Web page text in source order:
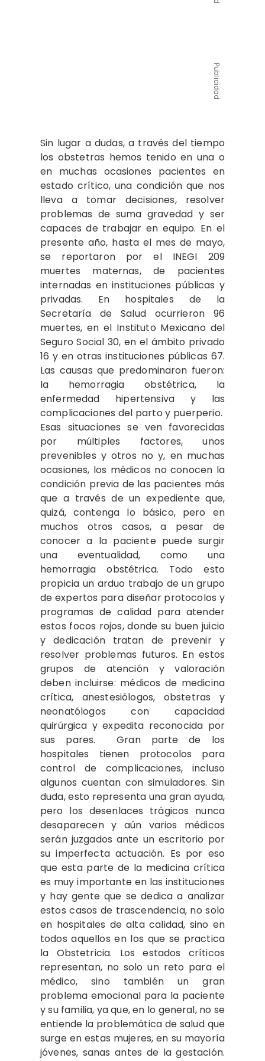
Publicidad
Sin lugar a dudas, a través del tiempo
los obstetras hemos tenido en una o
en muchas ocasiones pacientes en
estado crítico, una condición que nos
lleva a tomar decisiones, resolver
problemas de suma gravedad y ser
capaces de trabajar en equipo. En el
presente año, hasta el mes de mayo,
se reportaron por el INEGI 209
muertes maternas, de pacientes
internadas en instituciones públicas y
privadas. En hospitales de la
Secretaría de Salud ocurrieron 96
muertes, en el Instituto Mexicano del
Seguro Social 30, en el ámbito privado
16 y en otras instituciones públicas 67.
Las causas que predominaron fueron:
la hemorragia obstétrica, la
enfermedad hipertensiva y las
complicaciones del parto y puerperio.
Esas situaciones se ven favorecidas
por múltiples factores, unos
prevenibles y otros no y, en muchas
ocasiones, los médicos no conocen la
condición previa de las pacientes más
que a través de un expediente que,
quizá, contenga lo básico, pero en
muchos otros casos, a pesar de
conocer a la paciente puede surgir
una eventualidad, como una
hemorragia obstétrica. Todo esto
propicia un arduo trabajo de un grupo
de expertos para diseñar protocolos y
programas de calidad para atender
estos focos rojos, donde su buen juicio
y dedicación tratan de prevenir y
resolver problemas futuros. En estos
grupos de atención y valoración
deben incluirse: médicos de medicina
crítica, anestesiólogos, obstetras y
neonatólogos con capacidad
quirúrgica y expedita reconocida por
sus pares. Gran parte de los
hospitales tienen protocolos para
control de complicaciones, incluso
algunos cuentan con simuladores. Sin
duda, esto representa una gran ayuda,
pero los desenlaces trágicos nunca
desaparecen y aún varios médicos
serán juzgados ante un escritorio por
su imperfecta actuación. Es por eso
que esta parte de la medicina crítica
es muy importante en las instituciones
y hay gente que se dedica a analizar
estos casos de trascendencia, no solo
en hospitales de alta calidad, sino en
todos aquellos en los que se practica
la Obstetricia. Los estados críticos
representan, no solo un reto para el
médico, sino también un gran
problema emocional para la paciente
y su familia, ya que, en lo general, no se
entiende la problemática de salud que
surge en estas mujeres, en su mayoría
jóvenes, sanas antes de la gestación.